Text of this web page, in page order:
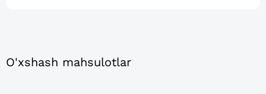
O'xshash mahsulotlar